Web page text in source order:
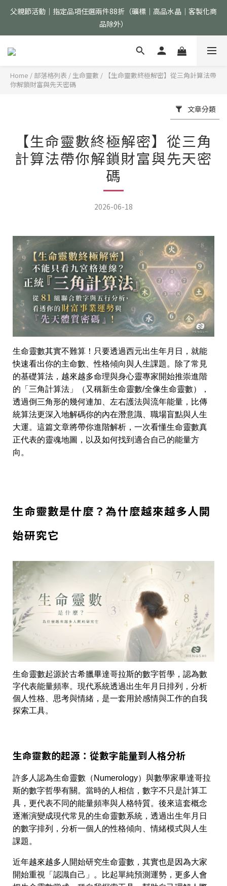
父親節活動｜指定品項任選兩件88折（礦標｜高品水晶｜客製化商
品除外）
父親節活動｜指定品項任選兩件88折（礦標｜高品水晶｜客製化商
品除外）
首購加入會員現折$150 >>點我立即加入
全館消費滿$2000免運（僅限配送台灣地區）
父親節活動｜指定品項任選兩件88折（礦標｜高品水晶｜客製化商
Home / 部落格列表 / 生命靈數 /
【生命靈數終極解密】從三角計算法帶
你解鎖財富與先天密碼
文章分類
【生命靈數終極解密】從三角
計算法帶你解鎖財富與先天密
碼
2026-06-18
生命靈數其實不難算！只要透過西元出生年月日，就能
快速看出你的主命數、性格傾向與人生課題。除了常見
的基礎算法，越來越多命理與身心靈專家開始推崇進階
的「三角計算法」（又稱新生命靈數/全像生命靈數），
透過倒三角形的幾何連加、左右護法與流年能量，比傳
統算法更深入地解碼你的內在潛意識、職場盲點與人生
大運。這篇文章將帶你進階解析，一次看懂生命靈數真
正代表的靈魂地圖，以及如何找到適合自己的能量方
向。
生命靈數是什麼？為什麼越來越多人開
始研究它
生命靈數起源於古希臘畢達哥拉斯的數字哲學，認為數
字代表能量頻率。現代系統透過出生年月日排列，分析
個人性格、思考與情緒，是一套用於感情與工作的自我
探索工具。
生命靈數的起源：從數字能量到人格分析
許多人認為生命靈數（Numerology）與數學家畢達哥拉
斯的數字哲學有關。當時的人相信，數字不只是計算工
具，更代表不同的能量頻率與人格特質。後來這套概念
逐漸演變成現代常見的生命靈數系統，透過出生年月日
的數字排列，分析一個人的性格傾向、情緒模式與人生
課題。
近年越來越多人開始研究生命靈數，其實也是因為大家
開始重視「認識自己」。比起單純預測運勢，更多人會